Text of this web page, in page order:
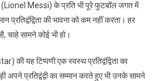
(Lionel Messi) के प्रति भी पूरे फुटबॉल जगत में
प्रतिद्वंद्विता की भावना को कम नहीं करता। हर
चाहे सामने कोई भी हो।
की यह टिप्पणी एक स्वस्थ प्रतिद्वंद्विता का
अपने प्रतिद्वंद्वी का सम्मान करते हुए भी उनके सामने